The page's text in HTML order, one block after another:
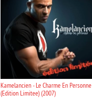
Kamelancien - Le Charme En Personne
(Edition Limitee) (2007)